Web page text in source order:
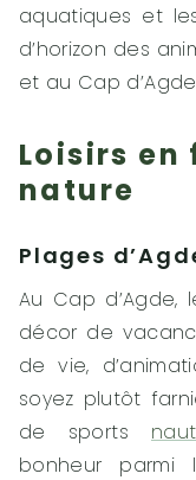
aquatiques et
d’horizon des
et au Cap
Loisirs
nature
Plages
Au Cap d’Agde,
décor de
de vie,
soyez plutôt
de sports
bonheur